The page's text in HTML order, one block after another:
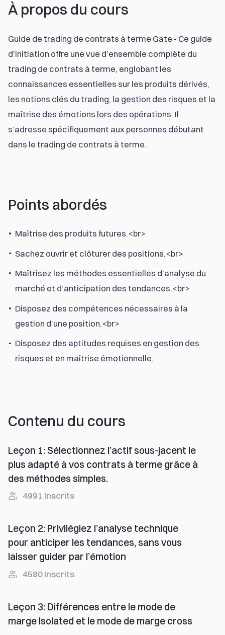
À propos du cours
Guide de trading de contrats à terme Gate - Ce guide
d’initiation offre une vue d’ensemble complète du
trading de contrats à terme, englobant les
connaissances essentielles sur les produits dérivés,
les notions clés du trading, la gestion des risques et la
maîtrise des émotions lors des opérations. Il
s’adresse spécifiquement aux personnes débutant
dans le trading de contrats à terme.
Points abordés
Maîtrise des produits futures.<br>
Sachez ouvrir et clôturer des positions.<br>
Maîtrisez les méthodes essentielles d’analyse du
marché et d’anticipation des tendances.<br>
Disposez des compétences nécessaires à la
gestion d’une position.<br>
Disposez des aptitudes requises en gestion des
risques et en maîtrise émotionnelle.
Contenu du cours
Leçon 1: Sélectionnez l’actif sous-jacent le
plus adapté à vos contrats à terme grâce à
des méthodes simples.
4991 Inscrits
Leçon 2: Privilégiez l’analyse technique
pour anticiper les tendances, sans vous
laisser guider par l’émotion
4580 Inscrits
Leçon 3: Différences entre le mode de
marge Isolated et le mode de marge cross